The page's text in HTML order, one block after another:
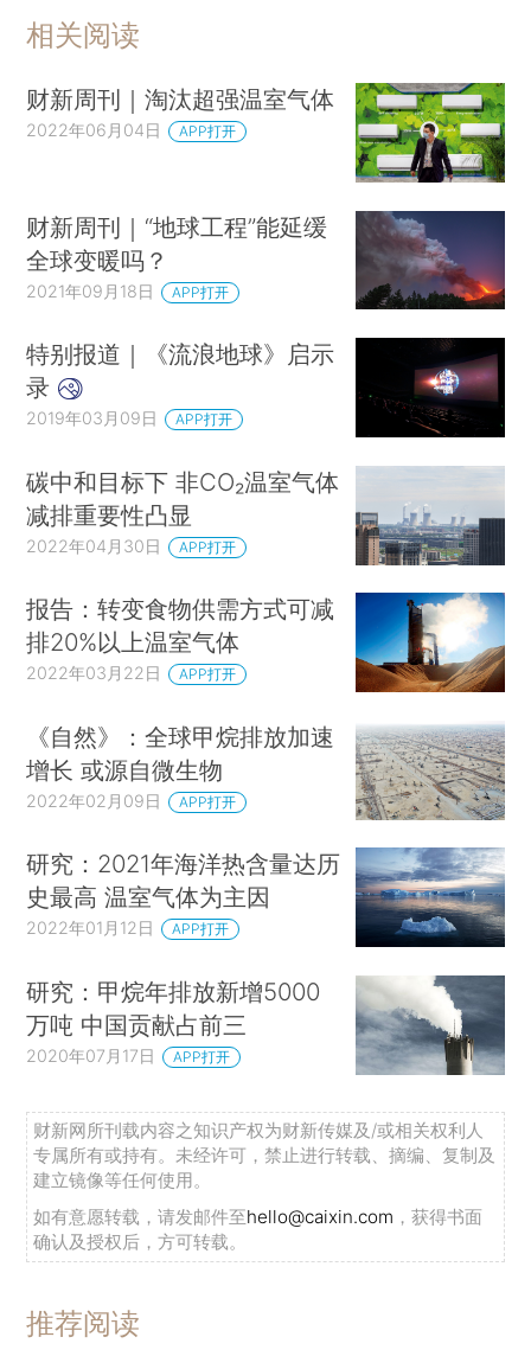
相关阅读
财新周刊｜淘汰超强温室气体
2022年06月04日 APP打开
财新周刊｜“地球工程”能延缓
全球变暖吗？
2021年09月18日 APP打开
特别报道｜《流浪地球》启示
录
2019年03月09日 APP打开
碳中和目标下 非CO₂温室气体
减排重要性凸显
2022年04月30日 APP打开
报告：转变食物供需方式可减
排20%以上温室气体
2022年03月22日 APP打开
《自然》：全球甲烷排放加速
增长 或源自微生物
2022年02月09日 APP打开
研究：2021年海洋热含量达历
史最高 温室气体为主因
2022年01月12日 APP打开
研究：甲烷年排放新增5000
万吨 中国贡献占前三
2020年07月17日 APP打开
财新网所刊载内容之知识产权为财新传媒及/或相关权利人
专属所有或持有。未经许可，禁止进行转载、摘编、复制及
建立镜像等任何使用。
如有意愿转载，请发邮件至hello@caixin.com ，获得书面
确认及授权后，方可转载。
推荐阅读